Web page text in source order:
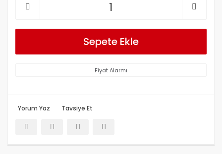
Sepete Ekle
Fiyat Alarmı
Yorum Yaz Tavsiye Et